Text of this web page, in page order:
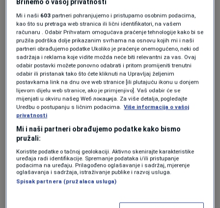
prethodnih godina na Nacionalnoj olimpijadi u
Srbiji i Balkanijadi.
On je rekao da će na Olimpijadi u Kanadi
učestvovati takmičari iz 50 država.
"Nemamo ambicije za nekakav visok plasman,
jer je ovo tek u začetku na našim prostorima.
Nadam se da će se oni pokazati u najboljem
svjetlu. Siguran sam da puno vrijede i da će
opravdati naše povjerenje
", rekao je Ilić.
Pripreme za Olimpijadu bile su dugotrajne i
temeljne, rekla je Srni učenica trećeg razreda
SŠC-a Ljeposava Plakalović.
Brinemo o vašoj privatnosti
Mi i naši 603 partneri pohranjujemo i pristupamo osobnim podacima,
kao što su pretraga web stranica ili lični identifikatori, na vašem
računaru . Odabir Prihvatam omogućava praćenje tehnologije kako bi se
pružila podrška dolje prikazanim svrhama na osnovu kojih mi i naši
partneri obrađujemo podatke Ukoliko je praćenje onemogućeno, neki od
sadržaja i reklama koje vidite možda neće biti relevantni za vas. Ovaj
odabir postavki možete ponovno odabrati i pritom promijeniti trenutni
odabir ili pristanak tako što ćete kliknuti na Upravljaj željenim
postavkama link na dnu ove web stranice [ili plutajuću ikonu u donjem
lijevom dijelu web stranice, ako je primjenjivo]. Vaš odabir će se
mijenjati u okviru našeg Wеб локација. Za više detalja, pogledajte
Uredbu o postupanju s ličnim podacima. Više informacija o vašoj
privatnosti
Mi i naši partneri obrađujemo podatke kako bismo
pružali:
Koristite podatke o tačnoj geolokaciji. Aktivno skenirajte karakteristike
uređaja radi identifikacije. Spremanje podataka i/ili pristupanje
podacima na uređaju. Prilagođeno oglašavanje i sadržaj, mjerenje
oglašavanja i sadržaja, istraživanje publike i razvoj usluga.
Spisak partnera (pružalaca usluga)